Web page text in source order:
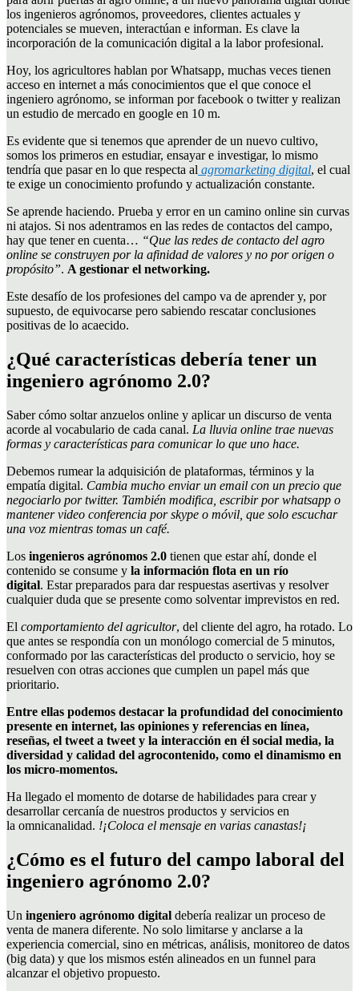
los ingenieros agrónomos, proveedores, clientes actuales y
potenciales se mueven, interactúan e informan. Es clave la
incorporación de la comunicación digital a la labor profesional.
Hoy, los agricultores hablan por Whatsapp, muchas veces tienen
acceso en internet a más conocimientos que el que conoce el
ingeniero agrónomo, se informan por facebook o twitter y realizan
un estudio de mercado en google en 10 m.
Es evidente que si tenemos que aprender de un nuevo cultivo,
somos los primeros en estudiar, ensayar e investigar, lo mismo
tendría que pasar en lo que respecta al agromarketing digital, el cual
te exige un conocimiento profundo y actualización constante.
Se aprende haciendo. Prueba y error en un camino online sin curvas
ni atajos. Si nos adentramos en las redes de contactos del campo,
hay que tener en cuenta… “Que las redes de contacto del agro
online se construyen por la afinidad de valores y no por origen o
propósito”. A gestionar el networking.
Este desafío de los profesiones del campo va de aprender y, por
supuesto, de equivocarse pero sabiendo rescatar conclusiones
positivas de lo acaecido.
¿Qué características debería tener un
ingeniero agrónomo 2.0?
Saber cómo soltar anzuelos online y aplicar un discurso de venta
acorde al vocabulario de cada canal. La lluvia online trae nuevas
formas y características para comunicar lo que uno hace.
Debemos rumear la adquisición de plataformas, términos y la
empatía digital. Cambia mucho enviar un email con un precio que
negociarlo por twitter. También modifica, escribir por whatsapp o
mantener video conferencia por skype o móvil, que solo escuchar
una voz mientras tomas un café.
Los ingenieros agrónomos 2.0 tienen que estar ahí, donde el
contenido se consume y la información flota en un río
digital. Estar preparados para dar respuestas asertivas y resolver
cualquier duda que se presente como solventar imprevistos en red.
El comportamiento del agricultor, del cliente del agro, ha rotado. Lo
que antes se respondía con un monólogo comercial de 5 minutos,
conformado por las características del producto o servicio, hoy se
resuelven con otras acciones que cumplen un papel más que
prioritario.
Entre ellas podemos destacar la profundidad del conocimiento
presente en internet, las opiniones y referencias en línea,
reseñas, el tweet a tweet y la interacción en él social media, la
diversidad y calidad del agrocontenido, como el dinamismo en
los micro-momentos.
Ha llegado el momento de dotarse de habilidades para crear y
desarrollar cercanía de nuestros productos y servicios en
la omnicanalidad. !¡Coloca el mensaje en varias canastas!¡
¿Cómo es el futuro del campo laboral del
ingeniero agrónomo 2.0?
Un ingeniero agrónomo digital debería realizar un proceso de
venta de manera diferente. No solo limitarse y anclarse a la
experiencia comercial, sino en métricas, análisis, monitoreo de datos
(big data) y que los mismos estén alineados en un funnel para
alcanzar el objetivo propuesto.